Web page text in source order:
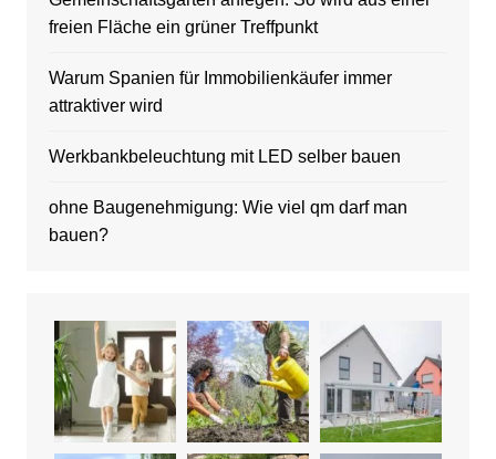
freien Fläche ein grüner Treffpunkt
Warum Spanien für Immobilienkäufer immer
attraktiver wird
Werkbankbeleuchtung mit LED selber bauen
ohne Baugenehmigung: Wie viel qm darf man
bauen?